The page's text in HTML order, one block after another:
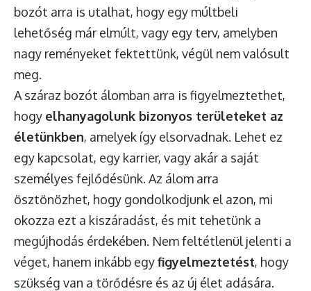
bozót arra is utalhat, hogy egy múltbeli
lehetőség már elmúlt, vagy egy terv, amelyben
nagy reményeket fektettünk, végül nem valósult
meg.
A száraz bozót álomban arra is figyelmeztethet,
hogy elhanyagolunk bizonyos területeket az
életünkben, amelyek így elsorvadnak. Lehet ez
egy kapcsolat, egy karrier, vagy akár a saját
személyes fejlődésünk. Az álom arra
ösztönözhet, hogy gondolkodjunk el azon, mi
okozza ezt a kiszáradást, és mit tehetünk a
megújhodás érdekében. Nem feltétlenül jelenti a
véget, hanem inkább egyfigyelmeztetést, hogy
szükség van a törődésre és az új élet adására.